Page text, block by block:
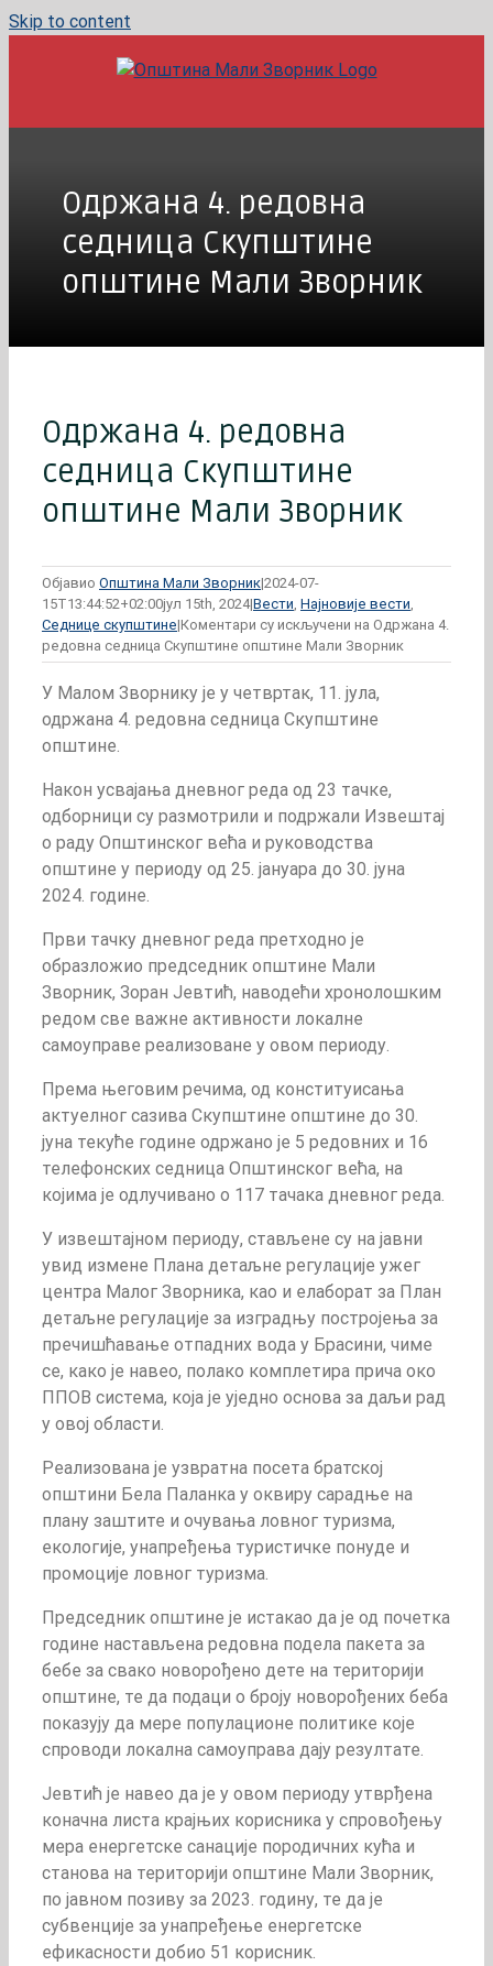
Skip to content
Одржана 4. редовна
седница Скупштине
општине Мали Зворник
Одржана 4. редовна
седница Скупштине
општине Мали Зворник
Објавио Општина Мали Зворник|2024-07-
15T13:44:52+02:00јул 15th, 2024|Вести Најновије вести
Седнице скупштине|Коментари су искључени на Одржана 4.
редовна седница Скупштине општине Мали Зворник
У Малом Зворнику је у четвртак, 11. јула,
одржана 4. редовна седница Скупштине
општине.
Након усвајања дневног реда од 23 тачке,
одборници су размотрили и подржали Извештај
о раду Општинског већа и руководства
општине у периоду од 25. јануара до 30. јуна
2024. године.
Први тачку дневног реда претходно је
образложио председник општине Мали
Зворник, Зоран Јевтић, наводећи хронолошким
редом све важне активности локалне
самоуправе реализоване у овом периоду.
Према његовим речима, од конституисања
актуелног сазива Скупштине општине до 30.
јуна текуће године одржано је 5 редовних и 16
телефонских седница Општинског већа, на
којима је одлучивано о 117 тачака дневног реда.
У извештајном периоду, стављене су на јавни
увид измене Плана детаљне регулације ужег
центра Малог Зворника, као и елаборат за План
детаљне регулације за изградњу постројења за
пречишћавање отпадних вода у Брасини, чиме
се, како је навео, полако комплетира прича око
ППОВ система, која је уједно основа за даљи рад
у овој области.
Реализована је узвратна посета братској
општини Бела Паланка у оквиру сарадње на
плану заштите и очувања ловног туризма,
екологије, унапређења туристичке понуде и
промоције ловног туризма.
Председник општине је истакао да је од почетка
године настављена редовна подела пакета за
бебе за свако новорођено дете на територији
општине, те да подаци о броју новорођених беба
показују да мере популационе политике које
спроводи локална самоуправа дају резултате.
Јевтић је навео да је у овом периоду утврђена
коначна листа крајњих корисника у спровођењу
мера енергетске санације породичних кућа и
станова на територији општине Мали Зворник,
по јавном позиву за 2023. годину, те да је
субвенције за унапређење енергетске
ефикасности добио 51 корисник.